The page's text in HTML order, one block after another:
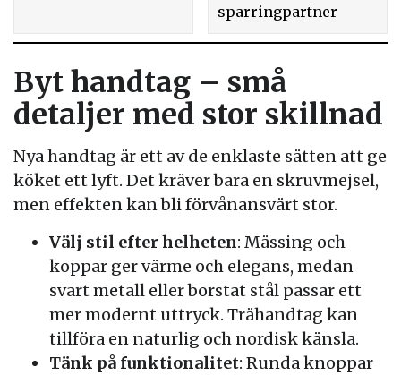
sparringpartner
Byt handtag – små
detaljer med stor skillnad
Nya handtag är ett av de enklaste sätten att ge
köket ett lyft. Det kräver bara en skruvmejsel,
men effekten kan bli förvånansvärt stor.
Välj stil efter helheten: Mässing och
koppar ger värme och elegans, medan
svart metall eller borstat stål passar ett
mer modernt uttryck. Trähandtag kan
tillföra en naturlig och nordisk känsla.
Tänk på funktionalitet: Runda knoppar